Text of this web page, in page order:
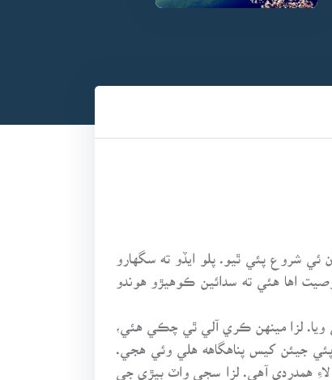
ئي شروع پئي ٿيو. پلو ايڏو ته سگهارو
اها هئي ته سدائين ڪوهيڙو هوندو
ويا. لزا مينهن ڪري آلي ٿي چڪي هئي،
جيئن کيس پناهگاهه هلي وئي هجي.
لاءِ همدردي آهي. لزا سڄي واٽ ٻيڙي جي